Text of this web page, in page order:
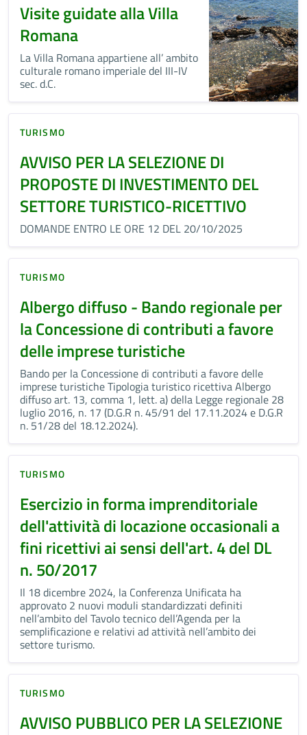
Visite guidate alla Villa
Romana
La Villa Romana appartiene all’ ambito
culturale romano imperiale del III-IV
sec. d.C.
TURISMO
AVVISO PER LA SELEZIONE DI
PROPOSTE DI INVESTIMENTO DEL
SETTORE TURISTICO-RICETTIVO
DOMANDE ENTRO LE ORE 12 DEL 20/10/2025
TURISMO
Albergo diffuso - Bando regionale per
la Concessione di contributi a favore
delle imprese turistiche
Bando per la Concessione di contributi a favore delle
imprese turistiche Tipologia turistico ricettiva Albergo
diffuso art. 13, comma 1, lett. a) della Legge regionale 28
luglio 2016, n. 17 (D.G.R n. 45/91 del 17.11.2024 e D.G.R
n. 51/28 del 18.12.2024).
TURISMO
Esercizio in forma imprenditoriale
dell'attività di locazione occasionali a
fini ricettivi ai sensi dell'art. 4 del DL
n. 50/2017
Il 18 dicembre 2024, la Conferenza Unificata ha
approvato 2 nuovi moduli standardizzati definiti
nell’ambito del Tavolo tecnico dell’Agenda per la
semplificazione e relativi ad attività nell’ambito dei
settore turismo.
TURISMO
AVVISO PUBBLICO PER LA SELEZIONE